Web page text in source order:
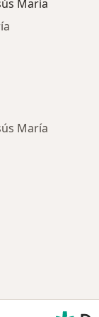
María
María